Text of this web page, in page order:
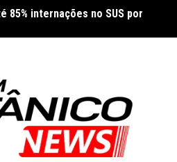
85% internações no SUS por